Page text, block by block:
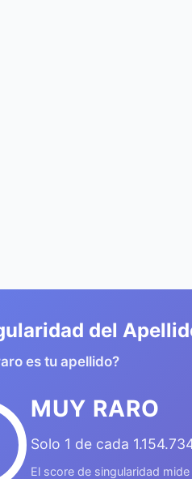
del
es tu apellido?
MUY RARO
Solo 1 de cada
El score de singularidad